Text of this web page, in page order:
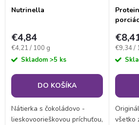
Nutrinella
€4,84
Jednotková
cena:
€4,21 / 100 g
Skladom >5 ks
DO KOŠÍKA
Nátierka s čokoládovo -
lieskovoorieškovou príchuťou,
cena:
€9,34 /
všetko